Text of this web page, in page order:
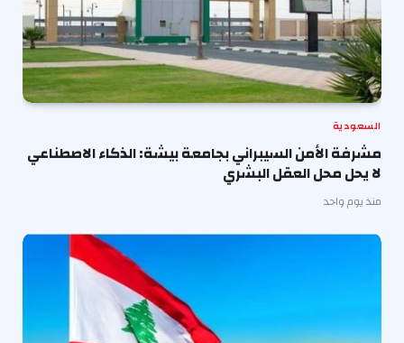
السعودية
مشرفة الأمن السيبراني بجامعة بيشة: الذكاء الاصطناعي
لا يحل محل العقل البشري
منذ يوم واحد